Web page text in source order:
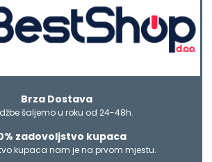
Brza Dostava
šaljemo u roku od 24-48h.
zadovoljstvo kupaca
kupaca nam je na prvom mjestu.